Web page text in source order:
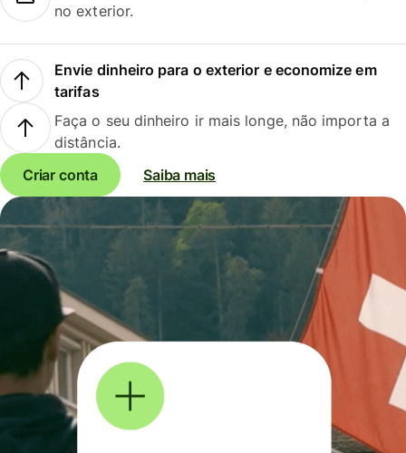
no exterior.
Envie dinheiro para o exterior e economize em
tarifas
Faça o seu dinheiro ir mais longe, não importa a
distância.
Criar conta
Saiba mais